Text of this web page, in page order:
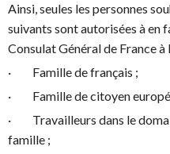
Ainsi, seules les personnes
suivants sont autorisées à en
Consulat Général de France à
· Famille de français ;
· Famille de citoyen
· Travailleurs dans le
famille ;